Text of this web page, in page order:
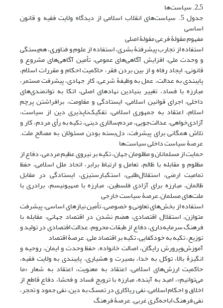
5ـ2. سیاست‌ها
جدول 5. سیاست‌های انقلاب اسلامی از دیدگاه ولایت فقیه و قانون
اساسی
مفهوم مقولۀ فرعی مقولۀ اصلی
استفاده از تجارب پیشرفتۀ بشری، استفاده از علوم و فناوری، هم‌بستگی
و وحدت ملی، افزایش آگاهی‌های عمومی، تأمین آگاهی‌های مشروع و
قانونی، ایجاد رفاه و از بین بردن فقر، حاکمیت احکام و مقررات اسلام،
پایبندی به عدالت، عمل به وظیفۀ شرعی، کار جهادی، پیشرفت مستمر،
مبارزه با فساد، تغییر بنیادین نهادهای اصلی، اتکا به توانمندی‌های
داخلی، اجرای قوانین اسلامی، ایستادگی و مقاومت، برافراشتن پرچم
اسلام، اعتقاد به جمهوری اسلامی، تفکیک‌ناپذیری دین از سیاست،
آزادی‌خواهی، عدالت‌جویی، مردم‌سالاری دینی، تکیه به رأی مردم، کار و
تلاش همگانی برای پیشرفت، دل‌بسته بودن مسئولان به مصالح ملت.
عرصۀ سیاست داخلی سیاست‌ها
حمایت از مسلمانان و مظلومان جهان، تکیه بر نیروی عظیم مردمی، دفاع از
مظلوم و مقابله با ظالم، تعامل و ارتباط برابر، اتحاد ملل اسلامی، حفظ
تمامیت ارضی، استقلال‌طلبی، استکبارستیزی، ایستادگی در مقابل
ظالمان، مبارزه برای آزادی فلسطین، مبارزه با صهیونیسم، برادری با
ملت‌های مسلمان.عرصۀ سیاست خارجی
استفاده از بخش‌های تعاونی و خصوصی، تأمین نیازهای اساسی، پیشرفت
متوازن، استقلال اقتصادی، هضم نشدن در اقتصاد جهانی، مقابله با
فرهنگ سرمایه‌داری، دفاع از طبقات محروم، عدالت اقتصادی در تولید و
توزیع، تکیه به خودکفایی، تکیه بر اقتصاد ملی. عرصۀ اقتصاد
آموزش‌وپرورش رایگان، اصالت خانواده، حفظ وحدت و ایمان، روحیه و
انگیزۀ بالا، توکل به خدا، بصیرت و هشیاری، پایبندی به ولایت فقیه،
حاکمیت ارزش‌های اسلامی، اعتقاد به معنویت، اعتقاد به شعار «ما
می‌توانیم»، امید به آینده، مبارزه با ترویج فساد و فحشا، دفاع قاطع از
اخلاق و احکام اسلامی، نفی ریاکاری در تمسک به دین، نفی جمود و تحجر،
نفی فرهنگ اباحه‌گری غربی. عرصۀ فرهنگ